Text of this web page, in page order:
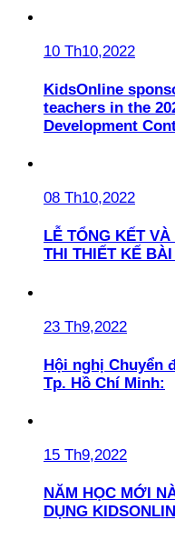
10 Th10,2022
KidsOnline
teachers in the
Development
08 Th10,2022
LỄ TỔNG KẾT
THI THIẾT KẾ
23 Th9,2022
Hội nghị Chuyển
Tp. Hồ Chí Minh:
15 Th9,2022
NĂM HỌC MỚI
DỤNG